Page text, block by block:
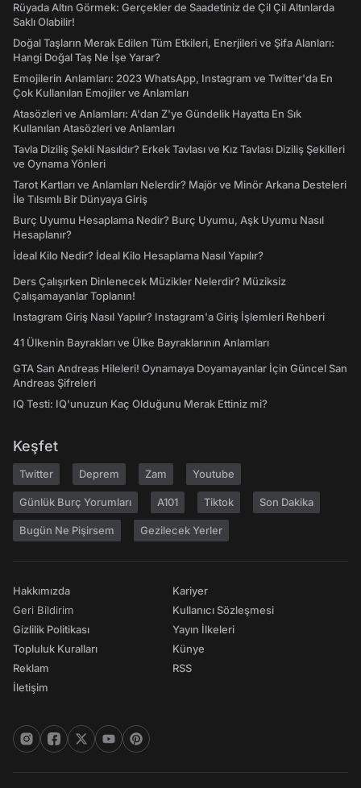
Rüyada Altın Görmek: Gerçekler de Saadetiniz de Çil Çil Altınlarda
Saklı Olabilir!
Doğal Taşların Merak Edilen Tüm Etkileri, Enerjileri ve Şifa Alanları:
Hangi Doğal Taş Ne İşe Yarar?
Emojilerin Anlamları: 2023 WhatsApp, Instagram ve Twitter'da En
Çok Kullanılan Emojiler ve Anlamları
Atasözleri ve Anlamları: A'dan Z'ye Gündelik Hayatta En Sık
Kullanılan Atasözleri ve Anlamları
Tavla Diziliş Şekli Nasıldır? Erkek Tavlası ve Kız Tavlası Diziliş Şekilleri
ve Oynama Yönleri
Tarot Kartları ve Anlamları Nelerdir? Majör ve Minör Arkana Desteleri
İle Tılsımlı Bir Dünyaya Giriş
Burç Uyumu Hesaplama Nedir? Burç Uyumu, Aşk Uyumu Nasıl
Hesaplanır?
İdeal Kilo Nedir? İdeal Kilo Hesaplama Nasıl Yapılır?
Ders Çalışırken Dinlenecek Müzikler Nelerdir? Müziksiz
Çalışamayanlar Toplanın!
Instagram Giriş Nasıl Yapılır? Instagram'a Giriş İşlemleri Rehberi
41 Ülkenin Bayrakları ve Ülke Bayraklarının Anlamları
GTA San Andreas Hileleri! Oynamaya Doyamayanlar İçin Güncel San
Andreas Şifreleri
IQ Testi: IQ'unuzun Kaç Olduğunu Merak Ettiniz mi?
Keşfet
Twitter Deprem Zam Youtube
Günlük Burç Yorumları A101 Tiktok Son Dakika
Bugün Ne Pişirsem Gezilecek Yerler
Hakkımızda
Geri Bildirim
Gizlilik Politikası
Topluluk Kuralları
Reklam
İletişim
Kariyer
Kullanıcı Sözleşmesi
Yayın İlkeleri
Künye
RSS